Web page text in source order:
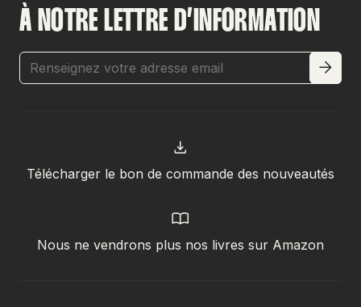
À NOTRE LETTRE D’INFORMATION
Télécharger le bon de commande des nouveautés
Nous ne vendrons plus nos livres sur Amazon